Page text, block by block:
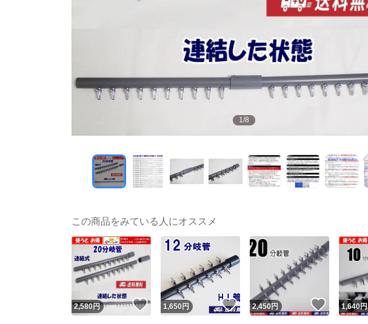
1/8
この商品をみている人にオススメ
2,580円 いいね！
1,650 円 いいね！
2,450 円 いいね！
1,640円